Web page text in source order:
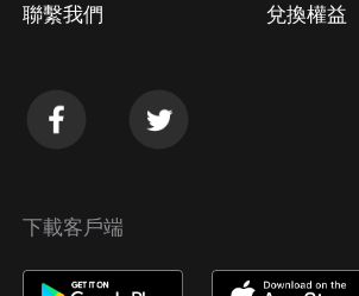
聯繫我們 兌換權益
下載客戶端